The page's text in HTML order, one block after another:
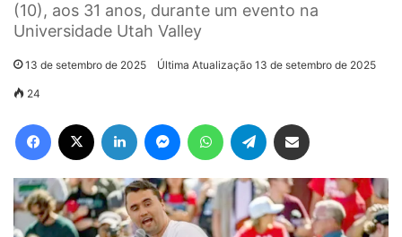
(10), aos 31 anos, durante um evento na
Universidade Utah Valley
13 de setembro de 2025 Última Atualização 13 de setembro de 2025
24
Facebook Linkedin MessengerWhatsAppTelegram